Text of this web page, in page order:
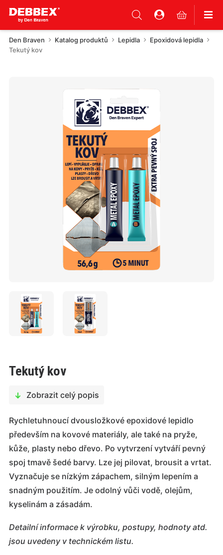
Den Braven Katalog produktů Lepidla
Epoxidová lepidla
Tekutý kov
Tekutý kov
Zobrazit celý popis
Rychletuhnoucí dvousložkové epoxidové lepidlo
především na kovové materiály, ale také na pryže,
kůže, plasty nebo dřevo. Po vytvrzení vytváří pevný
spoj tmavě šedé barvy. Lze jej pilovat, brousit a vrtat.
Vyznačuje se nízkým zápachem, silným lepením a
snadným použitím. Je odolný vůči vodě, olejům,
kyselinám a zásadám.
Detailní informace k výrobku, postupy, hodnoty atd.
jsou uvedeny v technickém listu.